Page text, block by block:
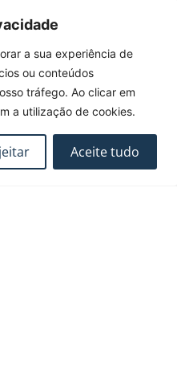
a sua experiência de
ou conteúdos
tráfego. Ao clicar em
a utilização de cookies.
Aceite tudo